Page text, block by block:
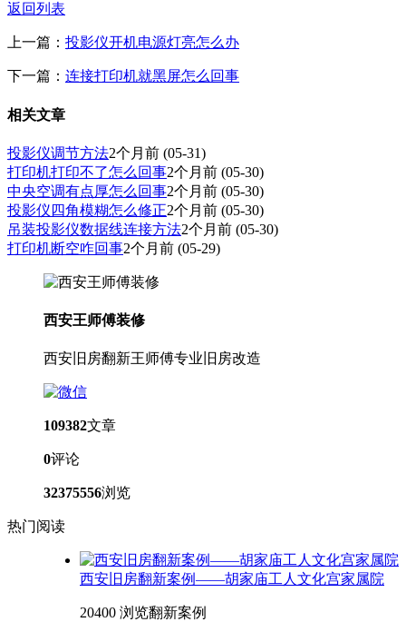
返回列表
上一篇： 投影仪开机电源灯亮怎么办
下一篇： 连接打印机就黑屏怎么回事
相关文章
投影仪调节方法2个月前 (05-31)
打印机打印不了怎么回事2个月前 (05-30)
中央空调有点厚怎么回事2个月前 (05-30)
投影仪四角模糊怎么修正2个月前 (05-30)
吊装投影仪数据线连接方法2个月前 (05-30)
打印机断空咋回事2个月前 (05-29)
西安王师傅装修
西安旧房翻新王师傅专业旧房改造
109382文章
0评论
32375556浏览
热门阅读
西安旧房翻新案例——胡家庙工人文化宫家属院
20400 浏览翻新案例